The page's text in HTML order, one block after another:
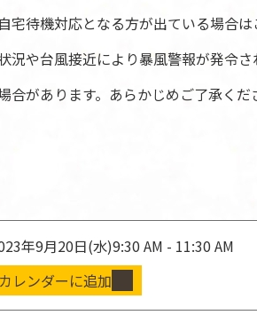
待機対応となる方が出ている場合は
や台風接近により暴風警報が発令さ
があります。あらかじめご了承くだ
年9月20日(水)9:30 AM - 11:30 AM
カレンダーに追加